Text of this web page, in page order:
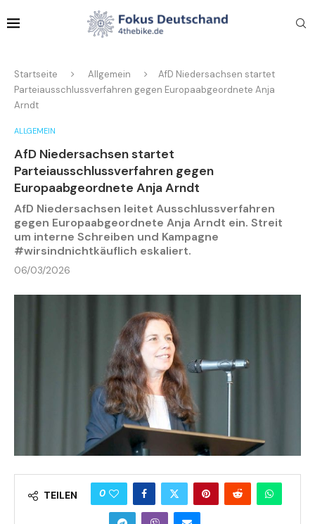
Startseite Allgemein
AfD Niedersachsen startet
Parteiausschlussverfahren gegen Europaabgeordnete Anja
Arndt
ALLGEMEIN
AfD Niedersachsen startet
Parteiausschlussverfahren gegen
Europaabgeordnete Anja Arndt
AfD Niedersachsen leitet Ausschlussverfahren
gegen Europaabgeordnete Anja Arndt ein. Streit
um interne Schreiben und Kampagne
#wirsindnichtkäuflich eskaliert.
06/03/2026
TEILEN 0